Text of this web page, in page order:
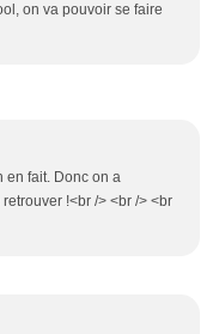
on va pouvoir se faire
en fait. Donc on a
!<br /> <br /> <br